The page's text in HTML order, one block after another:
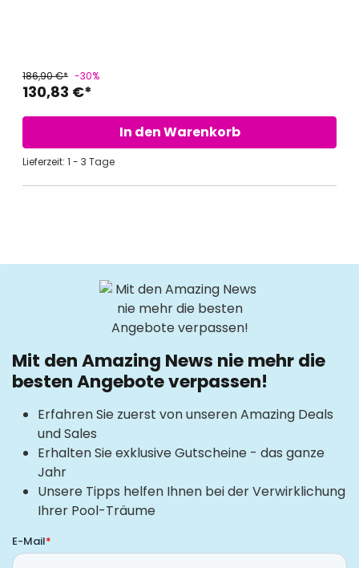
130,83 €*
186,90 €* -30%
In den Warenkorb
Lieferzeit: 1 - 3 Tage
Mit den Amazing News nie mehr die
besten Angebote verpassen!
Erfahren Sie zuerst von unseren Amazing Deals
und Sales
Erhalten Sie exklusive Gutscheine - das ganze
Jahr
Unsere Tipps helfen Ihnen bei der Verwirklichung
Ihrer Pool-Träume